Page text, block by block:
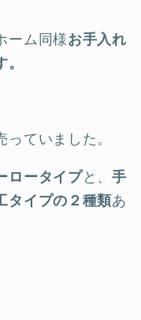
ーム同様お手入れ
ていました。
ロータイプと、手
タイプの２種類あ